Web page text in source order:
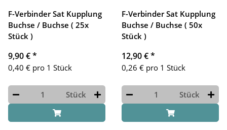
F-Verbinder Sat Kupplung
Buchse / Buchse ( 25x
Stück )
9,90 €*
0,40 € pro 1 Stück
Stück
F-Verbinder Sat Kupplung
Buchse / Buchse ( 50x
Stück )
12,90 €*
0,26 € pro 1 Stück
Stück